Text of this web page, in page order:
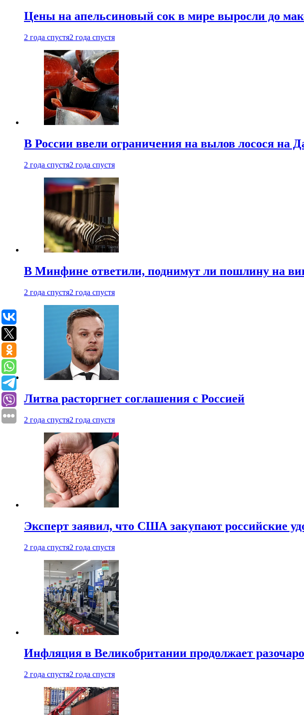
Цены на апельсиновый сок в мире выросли до
2 года спустя2 года спустя
В России ввели ограничения на вылов лосося на
2 года спустя2 года спустя
В Минфине ответили, поднимут ли пошлину на
2 года спустя2 года спустя
Литва расторгнет соглашения с Россией
2 года спустя2 года спустя
Эксперт заявил, что США закупают российские
2 года спустя2 года спустя
Инфляция в Великобритании продолжает
2 года спустя2 года спустя